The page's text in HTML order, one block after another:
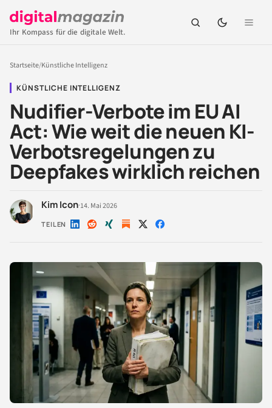
Ihr Kompass für die digitale Welt.
Startseite/Künstliche Intelligenz
KÜNSTLICHE INTELLIGENZ
Nudifier-Verbote im EU AI
Act: Wie weit die neuen KI-
Verbotsregelungen zu
Deepfakes wirklich reichen
Kim Icon·14. Mai 2026
TEILEN Auf Auf Auf Auf Auf